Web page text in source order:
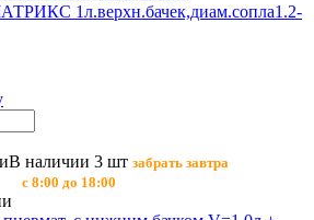
1л.верхн.бачек,диам.сопла1.2-
В наличии 3 шт забрать завтра
с 8:00 до 18:00